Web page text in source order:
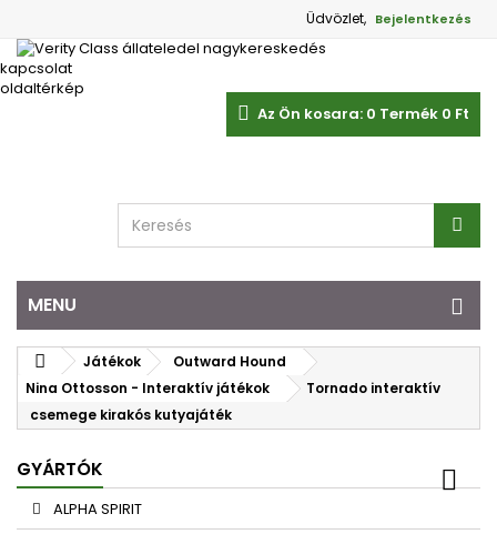
Üdvözlet, Bejelentkezés
Az Ön kosara: 0 Termék 0 Ft‎
MENU
kapcsolat
oldaltérkép
Játékok
Outward Hound
Nina Ottosson - Interaktív játékok
Tornado interaktív
csemege kirakós kutyajáték
GYÁRTÓK
ALPHA SPIRIT